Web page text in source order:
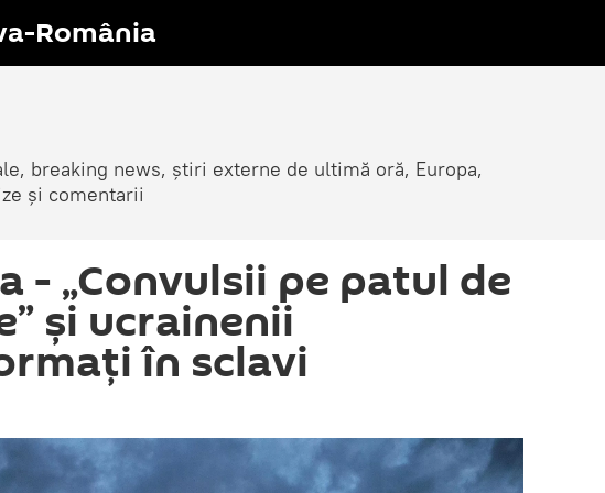
România
breaking news, știri externe de ultimă oră, Europa,
și comentarii
- „Convulsii pe patul de
și ucrainenii
în sclavi